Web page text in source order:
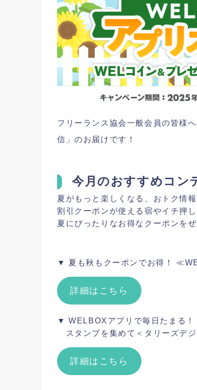
フリーランス協会一般会員の皆様
信」のお届けです！
今月のおすすめコン
夏がもっと楽しくなる、おトク情
割引クーポンが使える宿やイチ押し
夏にぴったりなお得なクーポンを
▼ 夏も秋もクーポンでお得！
詳細はこちら
▼ WELBOXアプリで毎日たま
スタンプを集めて＜タリーズデ
詳細はこちら